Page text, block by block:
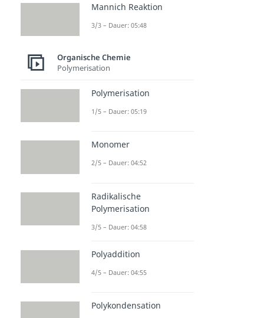
Mannich Reaktion
3/3 – Dauer: 05:48
Organische Chemie
Polymerisation
Polymerisation
1/5 – Dauer: 05:19
Monomer
2/5 – Dauer: 04:52
Radikalische
Polymerisation
3/5 – Dauer: 04:58
Polyaddition
4/5 – Dauer: 04:55
Polykondensation